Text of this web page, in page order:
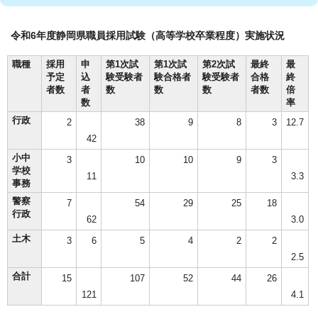
令和6年度静岡県職員採用試験（高等学校卒業程度）実施状況
職種
採用
予定
者数
申
込
者
数
第1次試
験受験者
数
第1次試
験合格者
数
第2次試
験受験者
数
最終
合格
者数
最
終
倍
率
行政
2
42
38 9 8 3 12.7
小中
学校
事務
3
11
10 10 9
3
3.3
警察
行政
7
62
54 29 25
18
3.0
土木
3 6 5 4 2
2
2.5
合計
15
121
107 52 44
26
4.1